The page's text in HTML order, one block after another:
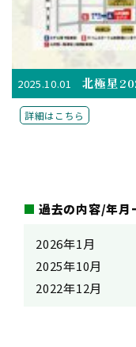
2025.10.01 北極星
詳細はこちら
過去の内容/年月
2026年1月
2025年10月
2022年12月